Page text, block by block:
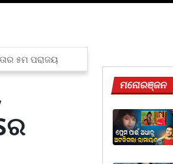
୫ମ ପରାଜୟ
ମନୋରଞ୍ଜନ